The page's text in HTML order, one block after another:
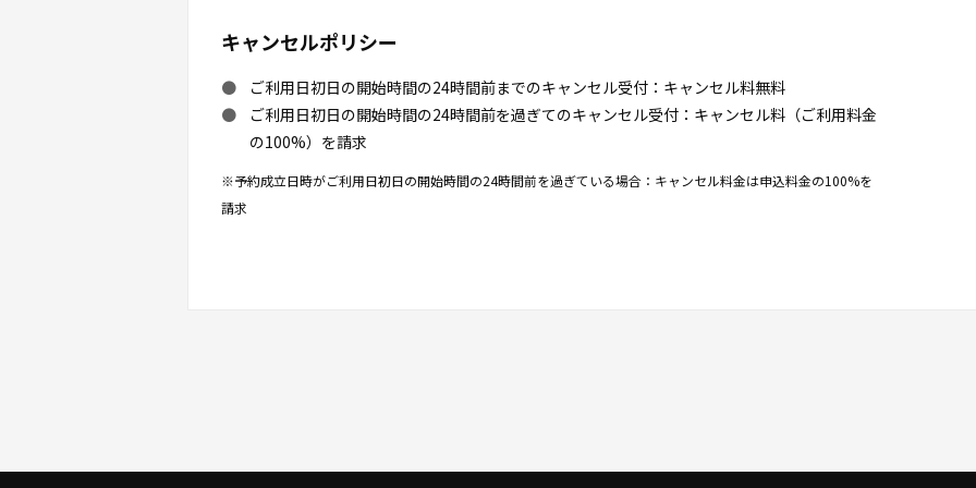
キャンセルポリシー
ご利用日初日の開始時間の24時間前までのキャンセル受付：キャンセル料無料
ご利用日初日の開始時間の24時間前を過ぎてのキャンセル受付：キャンセル料（ご利用料金
の100%）を請求
※予約成立日時がご利用日初日の開始時間の24時間前を過ぎている場合：キャンセル料金は申込料金の100%を
請求